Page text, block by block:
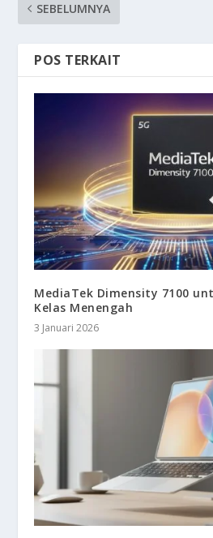
SEBELUMNYA
POS TERKAIT
MediaTek Dimensity 7100
Kelas Menengah
3 Januari 2026